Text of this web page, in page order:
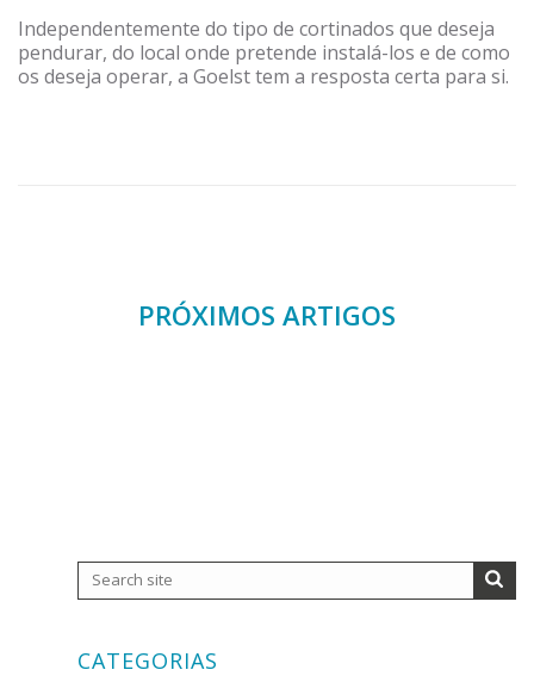
Independentemente do tipo de cortinados que deseja
pendurar, do local onde pretende instalá-los e de como
os deseja operar, a Goelst tem a resposta certa para si.
PRÓXIMOS ARTIGOS
CATEGORIAS